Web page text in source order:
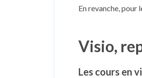
En revanche, pour
Visio,
Les cours en